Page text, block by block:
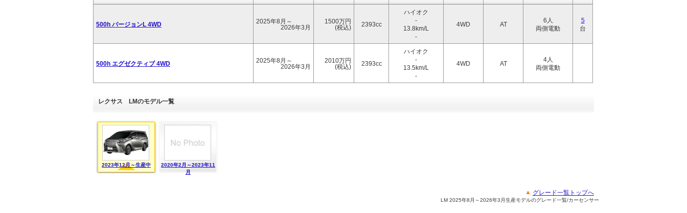
500h バージョンL 4WD
2025年8月～
2026年3月
1500万円
(税込)
2393cc
ハイオク
-
13.8km/L
-
4WD AT
6人
両側電動
5
台
500h エグゼクティブ 4WD
2025年8月～
2026年3月
2010万円
(税込)
2393cc
ハイオク
-
13.5km/L
-
4WD AT
4人
両側電動
レクサス LMのモデル一覧
2023年12月～生産中
2020年2月～2023年11
月
グレード一覧トップへ
LM 2025年8月～2026年3月生産モデルのグレード一覧/カーセンサー